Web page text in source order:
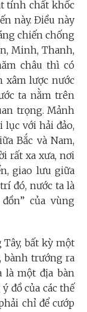
tính chất khốc
này. Điều này
chiến chống
Minh, Thanh,
châu thì có
xâm lược nước
ta nằm trên
trọng. Mảnh
lục với hải đảo,
Bắc và Nam,
rất xa xưa, nơi
giao lưu giữa
đó, nước ta là
của vùng
bất kỳ một
bành trướng ra
là một địa bàn
đồ của các thế
chỉ để cướp